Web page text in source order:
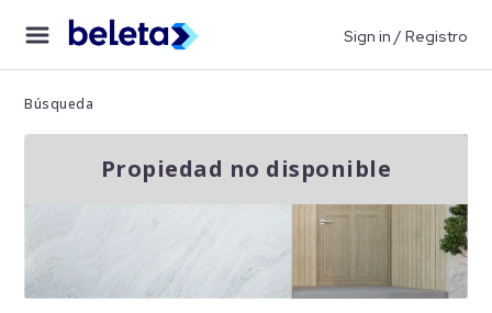
Sign in / Registro
Búsqueda
Propiedad no disponible